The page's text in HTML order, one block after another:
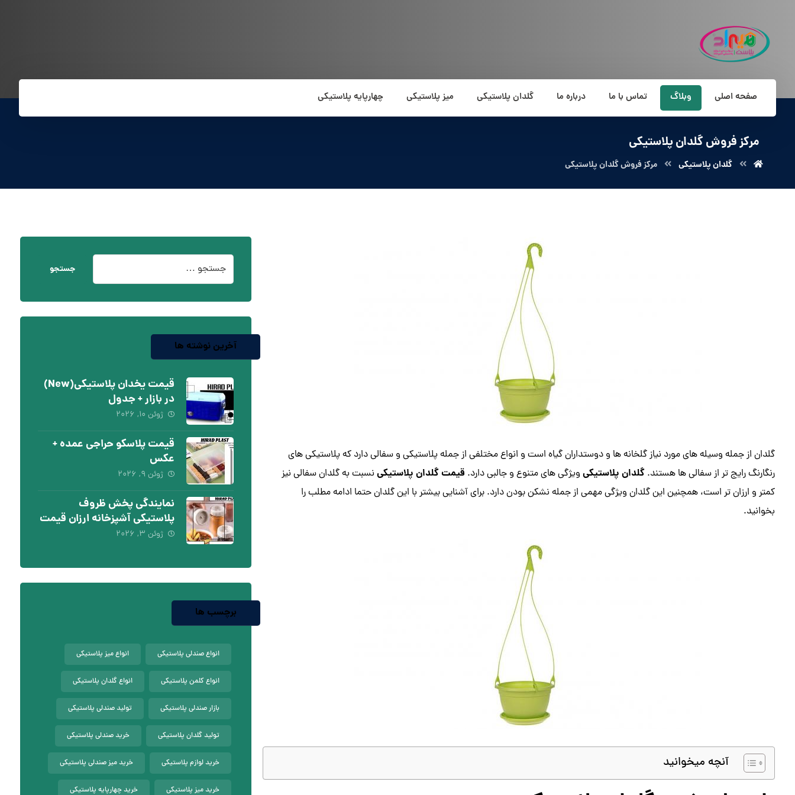
صفحه اصلی وبلاگ تماس با ما درباره ما گلدان پلاستیکی میز پلاستیکی چهارپایه پلاستیکی
مرکز فروش گلدان پلاستیکی
گلدان پلاستیکی مرکز فروش گلدان پلاستیکی
گلدان از جمله وسیله های مورد نیاز گلخانه ها و دوستداران گیاه است و انواع مختلفی از جمله پلاستیکی و سفالی دارد که پلاستیکی های
رنگارنگ رایج تر از سفالی ها هستند. گلدان پلاستیکیویژگی های متنوع و جالبی دارد. قیمت گلدان پلاستیکینسبت به گلدان سفالی نیز
کمتر و ارزان تر است، همچنین این گلدان ویژگی مهمی از‌ جمله نشکن بودن دارد‌. برای آشنایی بیشتر با این گلدان حتما ادامه مطلب را
بخوانید‌.
آنچه میخوانید
جستجو
آخرین نوشته ها
قیمت یخدان پلاستیکی(New)
در بازار + جدول
ژوئن ۱۰, ۲۰۲۶
قیمت پلاسکو حراجی عمده +
عکس
ژوئن ۹, ۲۰۲۶
نمایندگی پخش ظروف
پلاستیکی آشپزخانه ارزان قیمت
ژوئن ۳, ۲۰۲۶
برچسب ها
انواع صندلی پلاستیکی انواع میز پلاستیکی
انواع کلمن پلاستیکی انواع گلدان پلاستیکی
بازار صندلی پلاستیکی تولید صندلی پلاستیکی
تولید گلدان پلاستیکی خرید صندلی پلاستیکی
خرید لوازم پلاستیکی خرید میز صندلی پلاستیکی
خرید میز پلاستیکی خرید چهارپایه پلاستیکی